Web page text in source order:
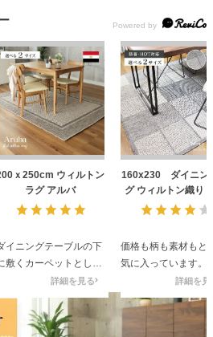
ｘ250cm ウィルトン
ラグ アルバ
詳細を見る
イニングテーブルの下
敷くカーペットとして
購入しました。以前のも
は、毛足が長すぎ掃除
困っていましたが、今
回は清掃も楽でぴったり
160x230 ダイニン
グ ウィルトン織り
形 ホットカーペット
詳細を見
価格も柄も素材もと
気に入っています。
巻き癖？端がくるく
なって、なかなか取
くいので★一つ減ら